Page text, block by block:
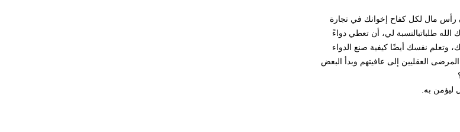
رأس مال لكل كفاح إخوانك في تجارة
طلباتبالنسبة لي، أن تعطي دواءً
وتعلم نفسك أيضًا كيفية صنع الدواء
العقليين إلى عافيتهم وبدأ البعض
ليؤمن به.